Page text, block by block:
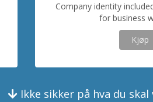
Company identity
for business
Kjøp
Ikke sikker på hva du skal